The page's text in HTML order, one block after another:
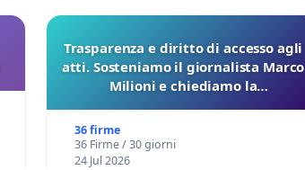
Trasparenza e diritto di accesso agli
atti. Sosteniamo il giornalista Marco
Milioni e chiediamo la
sulla Pedemontana Veneta
36 firme
36 Firme / 30 giorni
24 Jul 2026